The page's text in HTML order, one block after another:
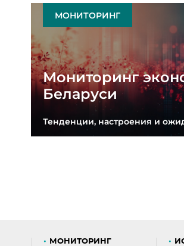
МОНИТОРИНГ
Мониторинг
Беларуси
Тенденции, настроения и
МОНИТОРИНГ